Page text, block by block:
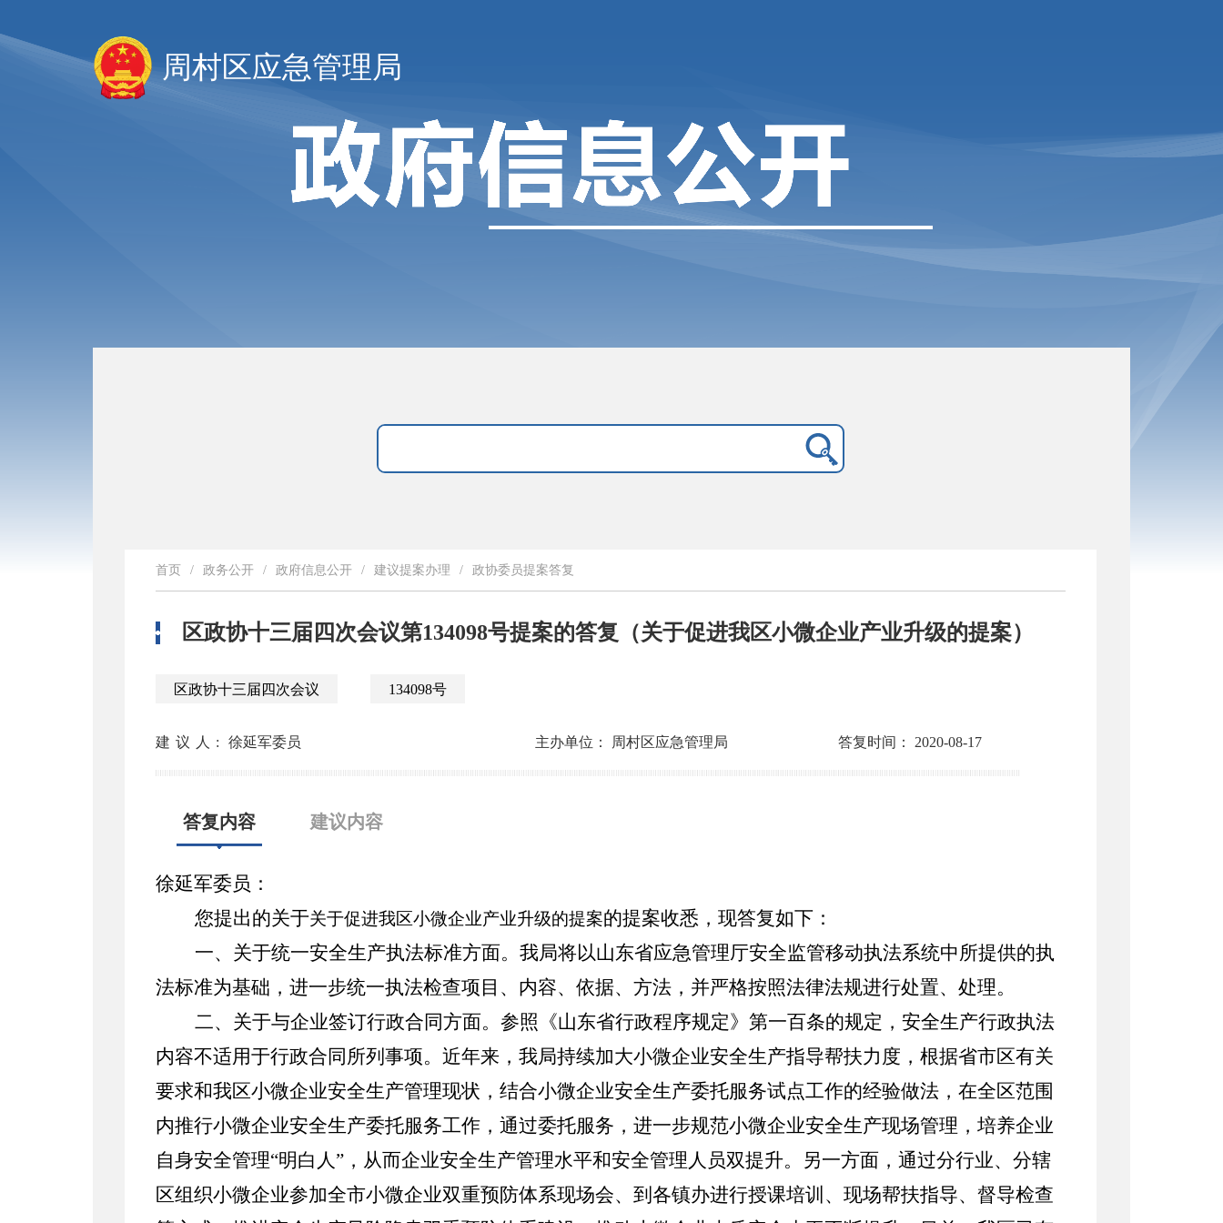
周村区应急管理局
首页 / 政务公开 / 政府信息公开 / 建议提案办理 / 政协委员提案答复
区政协十三届四次会议第134098号提案的答复（关于促进我区小微企业产业升级的提案）
区政协十三届四次会议 134098号
建议人: 徐延军委员 主办单位： 周村区应急管理局 答复时间： 2020-08-17
答复内容 建议内容
徐延军委员：
您提出的关于关于促进我区小微企业产业升级的提案的提案收悉，现答复如下：
一、关于统一安全生产执法标准方面。 我局将以山东省应急管理厅安全监管移动执法系统中所提供的执
法标准为基础，进一步统一执法检查项目、内容、依据、方法，并严格按照法律法规进行处置、处理。
二、关于与企业签订行政合同方面。 参照《山东省行政程序规定》 第一百条的规定，安全生产行政执法
内容不适用于行政合同 所列 事项。近年来，我局持续加大小微企业安全生产指导帮扶力度，根据省市区有关
要求和我区小微企业安全生产管理现状，结合小微企业安全生产委托服务试点工作的经验做法，在全区范围
内推行小微企业安全生产委托服务工作，通过委托服务，进一步规范小微企业安全生产现场管理，培养企业
自身安全管理“明白人”，从而企业安全生产管理水平和安全管理人员双提升。 另一方面， 通过分行业、分辖
区组织小微企业参加全市小微企业双重预防体系现场会、到各镇办进行授课培训 、现场帮扶指导、督导检查